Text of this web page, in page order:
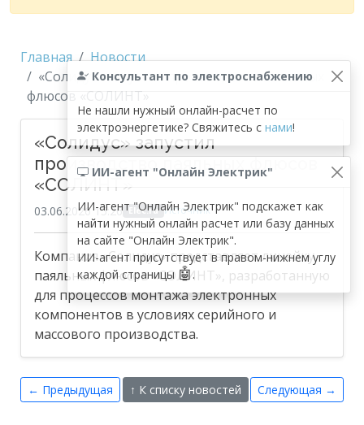
Консультант по электроснабжению
Не нашли нужный онлайн-расчет по
электроэнергетике? Свяжитесь с нами!
ИИ-агент "Онлайн Электрик"
ИИ-агент "Онлайн Электрик" подскажет как
найти нужный онлайн расчет или базу данных
на сайте "Онлайн Электрик".
ИИ-агент присутствует в правом-нижнем углу
каждой страницы 🤖.
Главная
Новости
«Солидус» запустил производство паяльных
флюсов «СОЛИНТ»
«Солидус» запустил
производство паяльных флюсов
«СОЛИНТ»
03.06.2026 15:26 Elec.ru Источник
Компания «Солидус» представляет линейку
паяльных флюсов «СОЛИНТ», разработанную
для процессов монтажа электронных
компонентов в условиях серийного и
массового производства.
← Предыдущая ↑ К списку новостей Следующая →